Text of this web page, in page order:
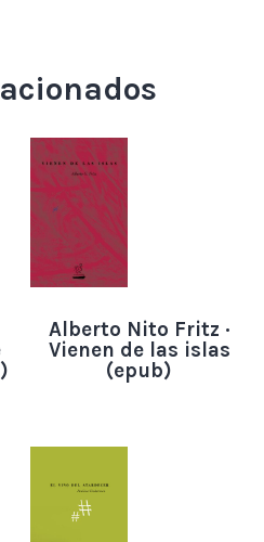
Alberto Nito Fritz ·
Vienen de las islas
(epub)